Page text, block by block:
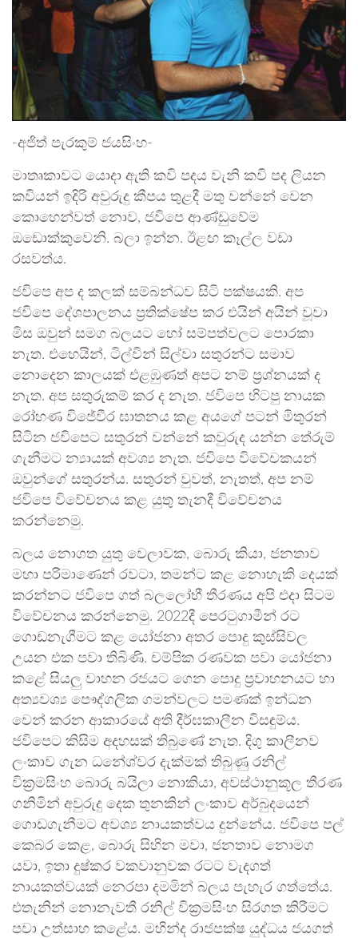
-අජිත් පැරකුම් ජයසිංහ-
මාතෘකාවට යොදා ඇති කවි පදය වැනි කවි පද ලියන
කවියන් ඉදිරි අවුරුදු කීපය තුළදී මතු වන්නේ වෙන
කොහෙන්වත් නොව, ජවිපෙ ආණ්ඩුවේම
ඔඩොක්කුවෙනි. බලා ඉන්න. ඊළඟ කෑල්ල වඩා
රසවත්ය.
ජවිපෙ අප ද කලක් සම්බන්ධව සිටි පක්ෂයකි. අප
ජවිපෙ දේශපාලනය ප්‍රතික්ෂේප කර එයින් අයින් වූවා
මිස ඔවුන් සමග බලයට හෝ සම්පත්වලට පොරකා
නැත. එහෙයින්, ටිල්වින් සිල්වා සතුරන්ට සමාව
නොදෙන කාලයක් එළඹුණත් අපට නම් ප්‍රශ්නයක් ද
නැත. අප සතුරුකම් කර ද නැත. ජවිපෙ හිටපු නායක
රෝහණ විජේවීර ඝාතනය කළ අයගේ පටන් මිතුරන්
සිටින ජවිපෙට සතුරන් වන්නේ කවුරුද යන්න තේරුම්
ගැනීමට න්‍යායක් අවශ්‍ය නැත. ජවිපෙ විවේචකයන්
ඔවුන්ගේ සතුරන්ය. සතුරන් වුවත්, නැතත්, අප නම්
ජවිපෙ විවේචනය කළ යුතු තැනදී විවේචනය
කරන්නෙමු.
බලය නොගත යුතු වෙලාවක, බොරු කියා, ජනතාව
මහා පරිමාණෙන් රවටා, තමන්ට කළ නොහැකි දෙයක්
කරන්නට ජවිපෙ ගත් බලලෝභී තීරණය අපි එදා සිටම
විවේචනය කරන්නෙමු. 2022දී පෙරටුගාමීන් රට
ගොඩනැගීමට කළ යෝජනා අතර පොදු කුස්සිවල
උයන එක පවා තිබිණි. චම්පික රණවක පවා යෝජනා
කළේ සියලු වාහන රජයට ගෙන පොදු ප්‍රවාහනයට හා
අත්‍යවශ්‍ය පෞද්ගලික ගමන්වලට පමණක් ඉන්ධන
වෙන් කරන ආකාරයේ අති දීර්ඝකාලීන විසඳුම්ය.
ජවිපෙට කිසිම අදහසක් තිබුණේ නැත. දිගු කාලීනව
ලංකාව ගැන ධනේශ්වර දැක්මක් තිබුණු රනිල්
වික්‍රමසිංහ බොරු බයිලා නොකියා, අවස්ථානුකූල තීරණ
ගනිමින් අවුරුදු දෙක තුනකින් ලංකාව අර්බුදයෙන්
ගොඩගැනීමට අවශ්‍ය නායකත්වය දුන්නේය. ජවිපෙ පල්
කෙබර කෙළ, බොරු සිහින මවා, ජනතාව නොමග
යවා, ඉතා දුෂ්කර වකවානුවක රටට වැදගත්
නායකත්වයක් නෙරපා දමමින් බලය පැහැර ගත්තේය.
එතැනින් නොනැවතී රනිල් වික්‍රමසිංහ සිරගත කිරීමට
පවා උත්සාහ කළේය. මහින්ද රාජපක්ෂ යුද්ධය ජයගත්